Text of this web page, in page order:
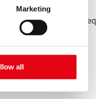
Marketing
all
dell’impianto sono